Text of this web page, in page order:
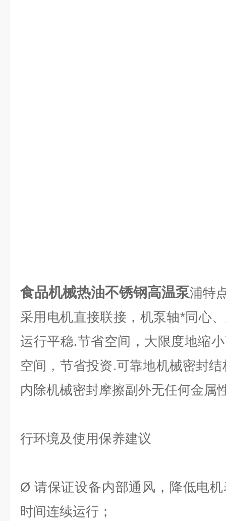
食品机械热油不锈钢高温泵浦特
采用电机直接联接，机泵轴*同心
运行平稳.节省空间，大限度地缩
空间，节省投资.可靠地机械密封
内除机械密封摩擦副外无任何金属
行环境及使用保养建议
Ø 请保证设备内部通风，降低电
时间连续运行；